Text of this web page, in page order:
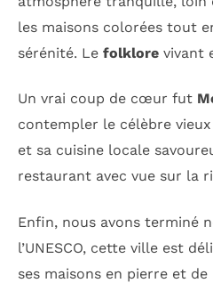
les maisons colorées tout
sérénité. Le folklore vivant
Un vrai coup de cœur fut
contempler le célèbre
et sa cuisine locale
restaurant avec vue sur la
Enfin, nous avons terminé
l’UNESCO, cette ville est
ses maisons en pierre et